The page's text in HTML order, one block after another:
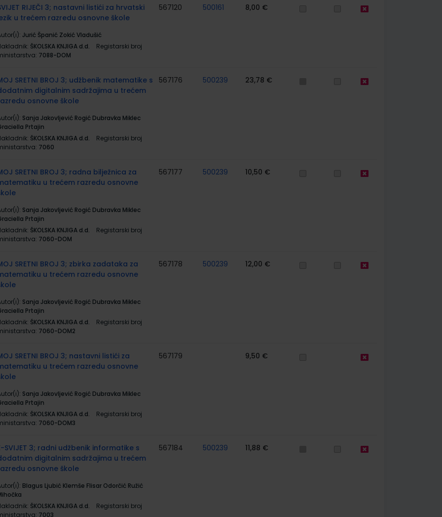
RIJEČI 3; nastavni listići za hrvatski
u trećem razredu osnovne škole
Jurić Španić Zokić Vladušić
ŠKOLSKA KNJIGA d.d.
Registarski broj
7088-DOM
567120 500161 8,00 €
SRETNI BROJ 3; udžbenik matematike s
digitalnim sadržajima u trećem
osnovne škole
Sanja Jakovljević Rogić Dubravka Miklec
Prtajin
ŠKOLSKA KNJIGA d.d.
Registarski broj
7060
567176 500239 23,78 €
SRETNI BROJ 3; radna bilježnica za
u trećem razredu osnovne
Sanja Jakovljević Rogić Dubravka Miklec
Prtajin
ŠKOLSKA KNJIGA d.d.
Registarski broj
7060-DOM
567177 500239 10,50 €
SRETNI BROJ 3; zbirka zadataka za
u trećem razredu osnovne
Sanja Jakovljević Rogić Dubravka Miklec
Prtajin
ŠKOLSKA KNJIGA d.d.
Registarski broj
7060-DOM2
567178 500239 12,00 €
SRETNI BROJ 3; nastavni listići za
u trećem razredu osnovne
Sanja Jakovljević Rogić Dubravka Miklec
Prtajin
ŠKOLSKA KNJIGA d.d.
Registarski broj
7060-DOM3
567179 9,50 €
SVIJET 3; radni udžbenik informatike s
digitalnim sadržajima u trećem
osnovne škole
Blagus Ljubić Klemše Flisar Odorčić Ružić
ŠKOLSKA KNJIGA d.d.
Registarski broj
7003
567184 500239 11,88 €